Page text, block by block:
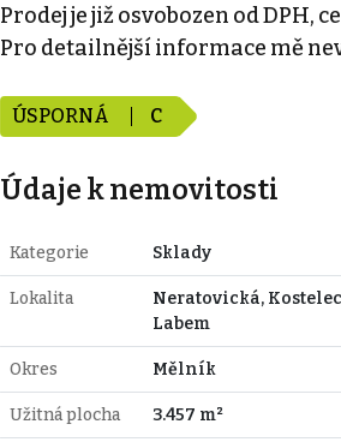
Prodej je již osvobozen od DPH,
Pro detailnější informace mě
ÚSPORNÁ C
Údaje k nemovitosti
Kategorie Sklady
Lokalita
Neratovická,
Labem
Okres Mělník
Užitná plocha 3.457 m²